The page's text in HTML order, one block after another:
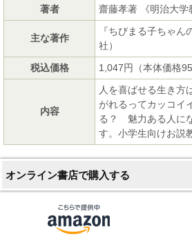
著者 齋藤孝著 《明治大学
主な著作
『ちびまる子ちゃ
社）
税込価格
1,047円（本体価格
内容
人を喜ばせる生き方
がれるってカッコイ
る？ 魅力ある人に
す。小学生向けお説
オンライン書店で購入する